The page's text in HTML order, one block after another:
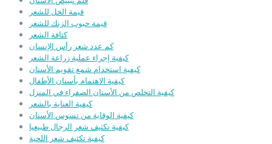
قيمة الخل للشعر
قيمة حبوب الزنك للشعر
كثافة الشعر
كم عدد شعر رأس الإنسان
كيفية إجراء عملية زراعة الشعر
كيفية استخدام شمع تقويم الأسنان
كيفية الاهتمام بأسنان الأطفال
كيفية التخلص من الأسنان الصفراء في المنزل
كيفية العناية بالشعر
كيفية الوقاية من تسوس الأسنان
كيفية تكثيف شعر الرجال طبيعيا
كيفية تكثيف شعر اللحية